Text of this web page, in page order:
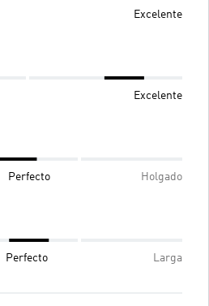
Excelente
Excelente
Perfecto Holgado
Perfecto Larga